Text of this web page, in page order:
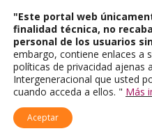
"Este portal web
finalidad técnica, no
personal de los usuarios
embargo, contiene enlaces a
políticas de privacidad ajenas
Intergeneracional que usted
cuando acceda a ellos. " Más
Aceptar